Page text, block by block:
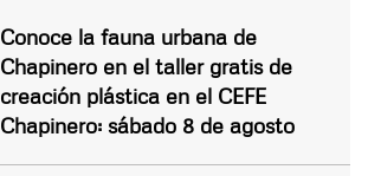
Conoce la fauna urbana de
Chapinero en el taller gratis de
creación plástica en el CEFE
Chapinero: sábado 8 de agosto